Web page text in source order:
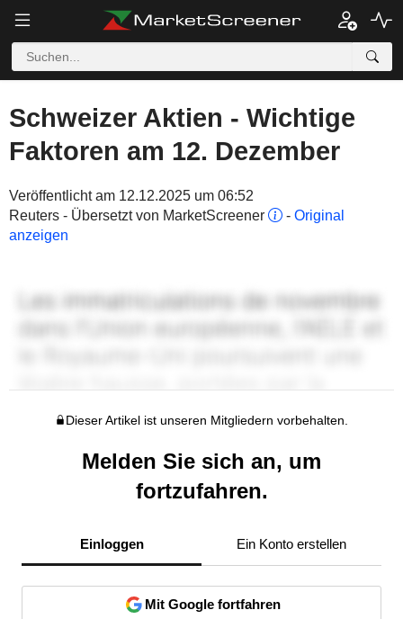
Schweizer Aktien - Wichtige
Faktoren am 12. Dezember
Veröffentlicht am 12.12.2025 um 06:52
Reuters - Übersetzt von MarketScreener
- Original
anzeigen
Dieser Artikel ist unseren Mitgliedern vorbehalten.
Melden Sie sich an, um
fortzufahren.
Einloggen Ein Konto erstellen
Mit Google fortfahren